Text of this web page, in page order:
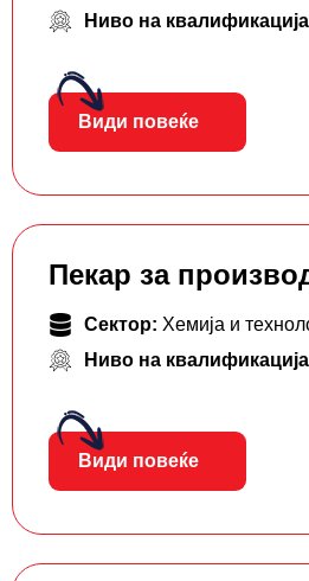
Ниво на
Види повеќе
Пекар за
Сектор: Хемија и
Ниво на
Види повеќе